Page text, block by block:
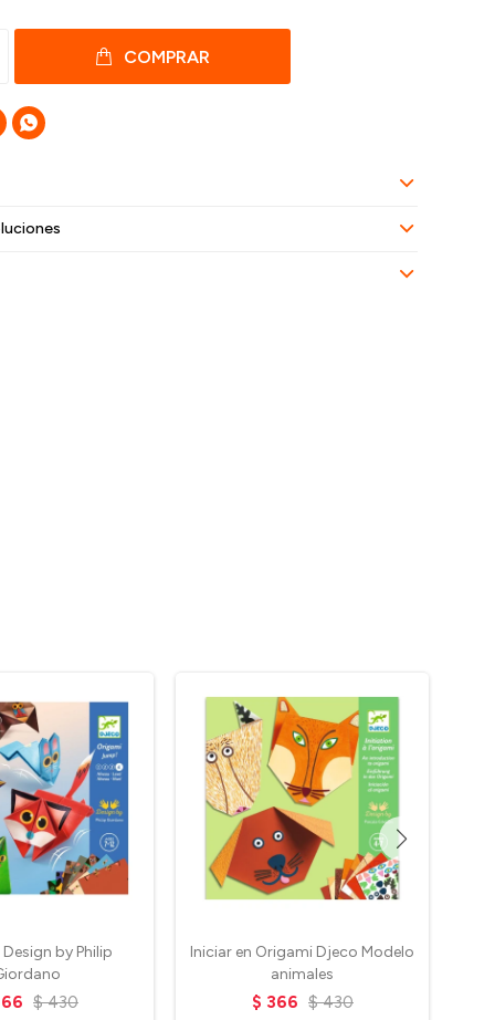
COMPRAR

by Philip
$ 430
Iniciar en Origami Djeco Modelo
animales
$ 366 $ 430